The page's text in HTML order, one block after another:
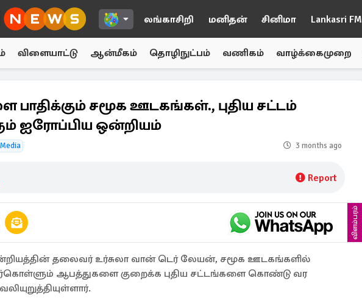
லங்காசிறி மனிதன் சினிமா Lankasri FM
விளையாட்டு ஆன்மீகம் தொழிநுட்பம் வணிகம் வாழ்க்கைமுறை
சமூக ஊடகங்கள்., புதிய சட்டம்
ஐரோப்பிய ஒன்றியம்
3 months ago
Report
விளம்பரம்
தலைவர் உர்சுலா வான் டெர் லேயன், சமூக ஊடகங்களில்
ஆபத்துகளை குறைக்க புதிய சட்டங்களை கொண்டு வர